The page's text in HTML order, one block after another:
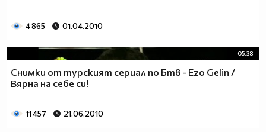
4 865 01.04.2010
05:38
Снимки от турският сериал по Бтв - Ezo Gelin /
Вярна на себе си!
11 457 21.06.2010